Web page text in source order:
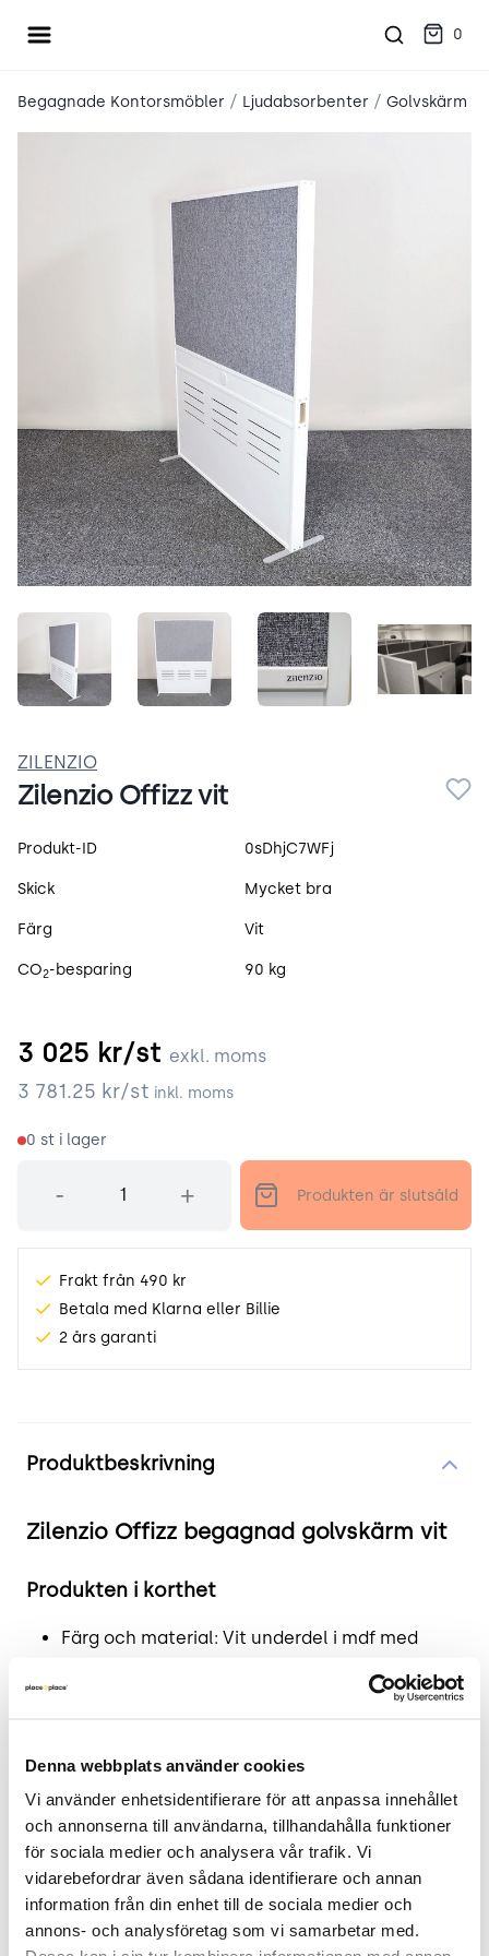
Denna webbplats använder cookies
Vi använder enhetsidentifierare för att anpassa innehållet
och annonserna till användarna, tillhandahålla funktioner
för sociala medier och analysera vår trafik. Vi
vidarebefordrar även sådana identifierare och annan
information från din enhet till de sociala medier och
annons- och analysföretag som vi samarbetar med.
Öppna meny 0
Begagnade Kontorsmöbler / Ljudabsorbenter / Golvskärm
EC7FVPQPsOnU.jpegLxr8V0kKx8-6.jpeg-j0f9qH2DFON.jpeg
ZILENZIO
Zilenzio Offizz vit
Produktspecifikation
Produkt-ID 0sDhjC7WFj
Skick Mycket bra
Färg Vit
CO2-besparing 90 kg
3 025 kr/st exkl. moms
3 781.25 kr/st inkl. moms
0 st i lager
- + Produkten är slutsåld
Frakt från 490 kr
Betala med Klarna eller Billie
2 års garanti
Produktbeskrivning
Zilenzio Offizz begagnad golvskärm vit
Produkten i korthet
Färg och material: Vit underdel i mdf med
Mått: Höjd: 160 cm, Bredd: 120 cm, Djup: 7 cm.
Mer om Zilenzio Offizz
Golvskärmen Offizz är designad för att effektivt
dämpa ljud och skapa privata utrymmen i öppna
kontorslandskap. Den kombinerar funktionalitet
med en estetisk design som passar väl in i olika